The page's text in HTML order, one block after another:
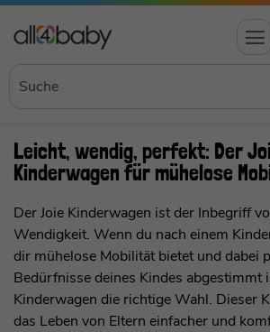
Leicht, wendig, perfekt: Der
Kinderwagen für mühelose
Der Joie Kinderwagen ist der Inbegriff
Wendigkeit. Wenn du nach einem
dir mühelose Mobilität bietet und dabei
Bedürfnisse deines Kindes abgestimmt
Kinderwagen die richtige Wahl. Dieser
das Leben von Eltern einfacher und